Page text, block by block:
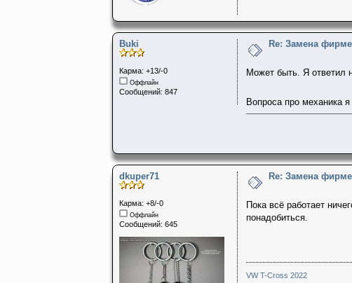
Buki
Карма: +13/-0
Оффлайн
Сообщений: 847
Re: Замена
Может быть. Я ответил
Вопроса про механика
dkuper71
Карма: +8/-0
Оффлайн
Сообщений: 645
Re: Замена
Пока всё работает
понадобиться.
VW T-Cross 2022